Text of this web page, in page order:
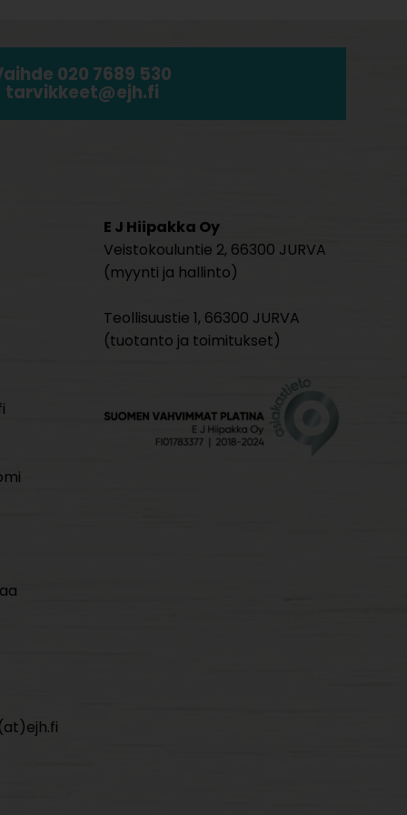
020 7689 530
tarvikkeet@ejh.fi
E J Hiipakka Oy
Veistokouluntie 2, 66300 JURVA
(myynti ja hallinto)
Teollisuustie 1, 66300 JURVA
(tuotanto ja toimitukset)